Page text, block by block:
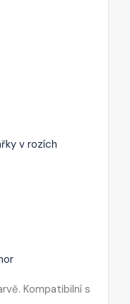
v rozích
Kompatibilní s